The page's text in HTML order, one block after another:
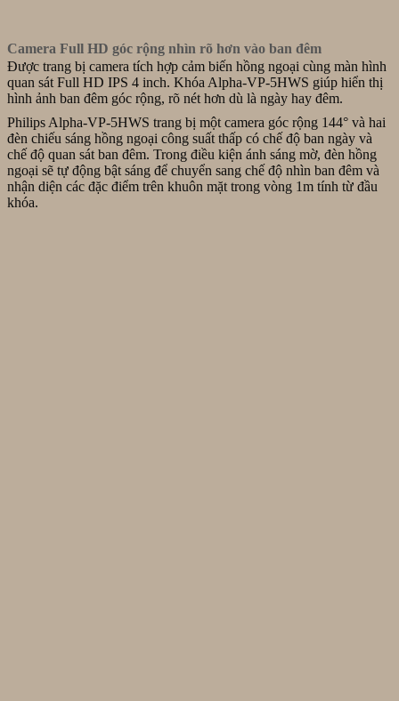
Camera Full HD góc rộng nhìn rõ hơn vào ban đêm
Được trang bị camera tích hợp cảm biến hồng ngoại cùng màn hình
quan sát Full HD IPS 4 inch. Khóa Alpha-VP-5HWS giúp hiển thị
hình ảnh ban đêm góc rộng, rõ nét hơn dù là ngày hay đêm.
Philips Alpha-VP-5HWS trang bị một camera góc rộng 144° và hai
đèn chiếu sáng hồng ngoại công suất thấp có chế độ ban ngày và
chế độ quan sát ban đêm. Trong điều kiện ánh sáng mờ, đèn hồng
ngoại sẽ tự động bật sáng để chuyển sang chế độ nhìn ban đêm và
nhận diện các đặc điểm trên khuôn mặt trong vòng 1m tính từ đầu
khóa.